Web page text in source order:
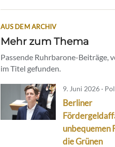
AUS DEM ARCHIV
Mehr zum Thema
Passende Ruhrbarone-Beiträge,
im Titel gefunden.
9. Juni 2026 ·
Berliner
unbequemen
die Grünen